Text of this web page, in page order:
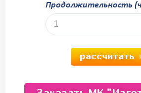
Продолжительность
рассчитать